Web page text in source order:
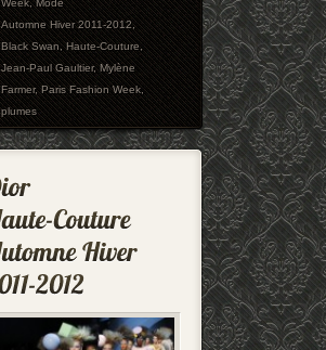
Week,Mode
Automne Hiver 2011-2012,
Black Swan,Haute-Couture,
Jean-Paul Gaultier,Mylène
Farmer,Paris Fashion Week,
plumes